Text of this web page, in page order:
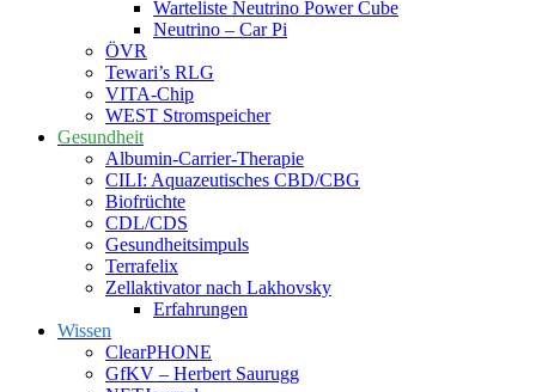
Warteliste Neutrino Power Cube
Neutrino – Car Pi
ÖVR
Tewari’s RLG
VITA-Chip
WEST Stromspeicher
Gesundheit
Albumin-Carrier-Therapie
CILI: Aquazeutisches CBD/CBG
Biofrüchte
CDL/CDS
Gesundheitsimpuls
Terrafelix
Zellaktivator nach Lakhovsky
Erfahrungen
Wissen
ClearPHONE
GfKV – Herbert Saurugg